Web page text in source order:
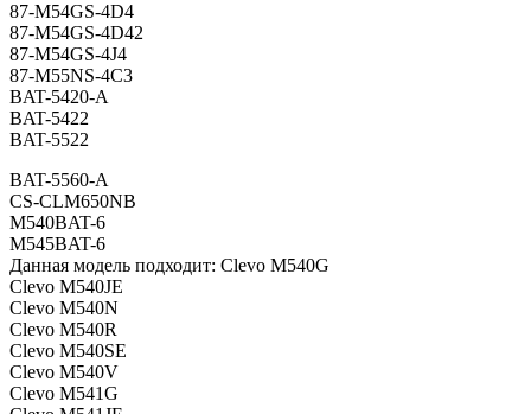
87-M54GS-4D4
87-M54GS-4D42
87-M54GS-4J4
87-M55NS-4C3
BAT-5420-A
BAT-5422
BAT-5522
BAT-5560-A
CS-CLM650NB
M540BAT-6
M545BAT-6
Данная модель подходит: Clevo M540G
Clevo M540JE
Clevo M540N
Clevo M540R
Clevo M540SE
Clevo M540V
Clevo M541G